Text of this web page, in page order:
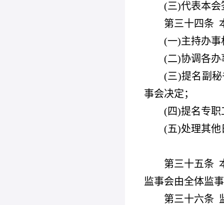
(三)代表本
第三十四条
(一)主持办事
(二)协调各
(三)提名副
事会决定；
(四)提名专
(五)处理其
第三十五条
监事会由全体监
第三十六条